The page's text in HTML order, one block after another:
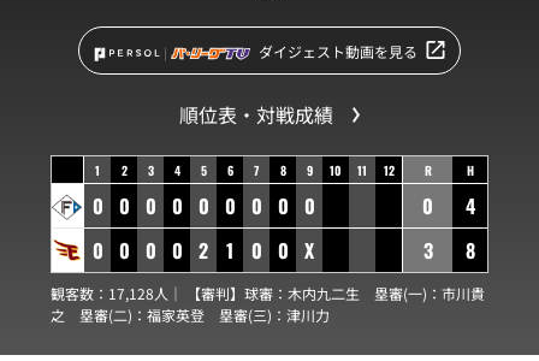
ダイジェスト動画を見る
順位表・対戦成績
1 2 3 4 5 6 7 8 9 10 11 12
0 0 0 0 0 0 0 0 0
0 0 0 0 2 1 0 0 X
R H
0
4
3
8
観客数：17,128人｜ 【審判】球審： 木内九二生 塁審(一)： 市川貴
之 塁審(二)： 福家英登 塁審(三)： 津川力